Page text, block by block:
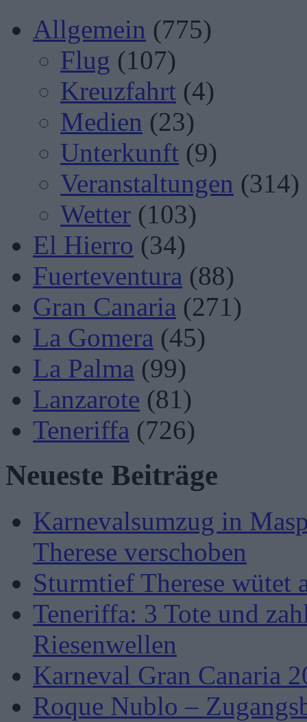
Allgemein (775)
Flug (107)
Kreuzfahrt (4)
Medien (23)
Unterkunft (9)
Veranstaltungen (314)
Wetter (103)
El Hierro (34)
Fuerteventura (88)
Gran Canaria (271)
La Gomera (45)
La Palma (99)
Lanzarote (81)
Teneriffa (726)
Neueste Beiträge
Karnevalsumzug in
Therese verschoben
Sturmtief Therese wütet
Teneriffa: 3 Tote und
Riesenwellen
Karneval Gran Canaria
Roque Nublo –